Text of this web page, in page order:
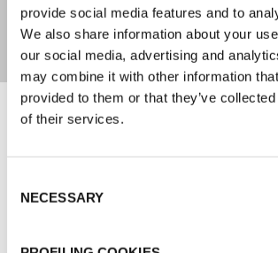
provide social media features and to
We also share information about your
our social media, advertising and
may combine it with other information
provided to them or that they’ve
of their services.
Selection
NECESSARY
0,85l
MARKETING
K-FLEX CATALOGO GENERAL